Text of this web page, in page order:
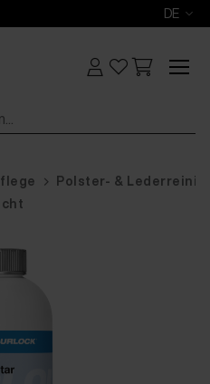
DE
Polster- &